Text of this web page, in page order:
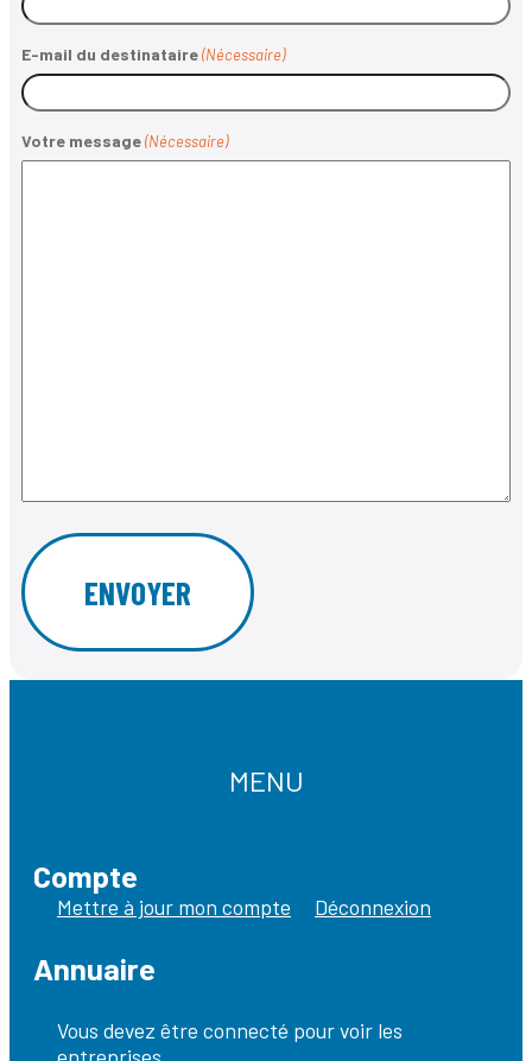
E-mail du destinataire (Nécessaire)
Votre message (Nécessaire)
MENU
Compte
Mettre à jour mon compte Déconnexion
Annuaire
Vous devez être connecté pour voir les